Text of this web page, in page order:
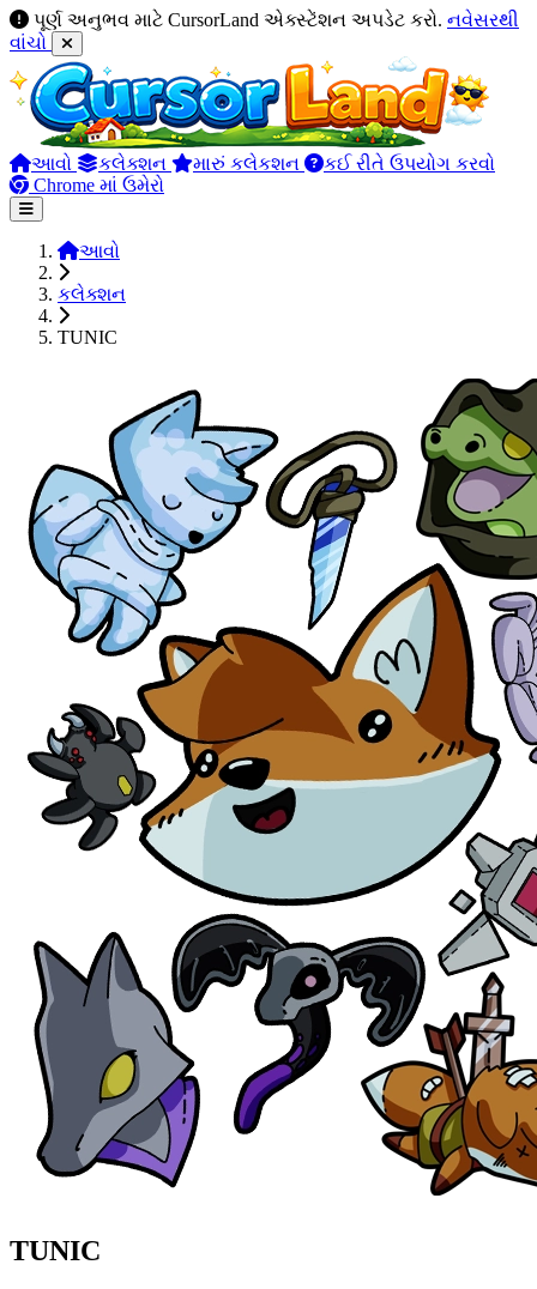
પૂર્ણ અનુભવ માટે CursorLand એક્સ્ટેંશન અપડેટ કરો. નવેસરથી
વાંચો
આવો કલેક્શન મારું કલેકશન
કઈ રીતે ઉપયોગ કરવો
Chrome માં ઉમેરો
આવો
કલેક્શન
TUNIC
TUNIC